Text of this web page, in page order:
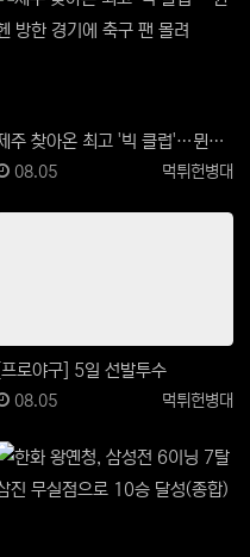
제주 찾아온 최고 '빅 클럽'…뮌헨 방한 경기에 축구 팬 몰려
등록자
먹튀헌병대
등록일
08.05
[프로야구] 5일 선발투수
등록자
먹튀헌병대
등록일
08.05